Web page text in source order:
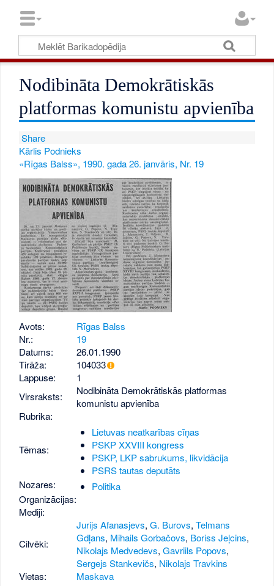
Nodibināta Demokrātiskās
platformas komunistu apvienība
Share
Kārlis Podnieks
«Rīgas Balss», 1990. gada 26. janvāris, Nr. 19
Avots:
Rīgas Balss
Nr.:
19
Datums:
26.01.1990
Tirāža:
104033
Lappuse:
1
Virsraksts:
Nodibināta Demokrātiskās platformas
komunistu apvienība
Rubrika:
Tēmas:
Lietuvas neatkarības cīņas
PSKP XXVIII kongress
PSKP, LKP sabrukums, likvidācija
PSRS tautas deputāts
Nozares:
Politika
Organizācijas:
Mediji:
Cilvēki:
Jurijs Afanasjevs,G. Burovs,Telmans
Gdļans, Mihails Gorbačovs, Boriss Jeļcins,
Nikolajs Medvedevs,Gavriils Popovs,
Sergejs Stankevičs, Nikolajs Travkins
Vietas:
Maskava